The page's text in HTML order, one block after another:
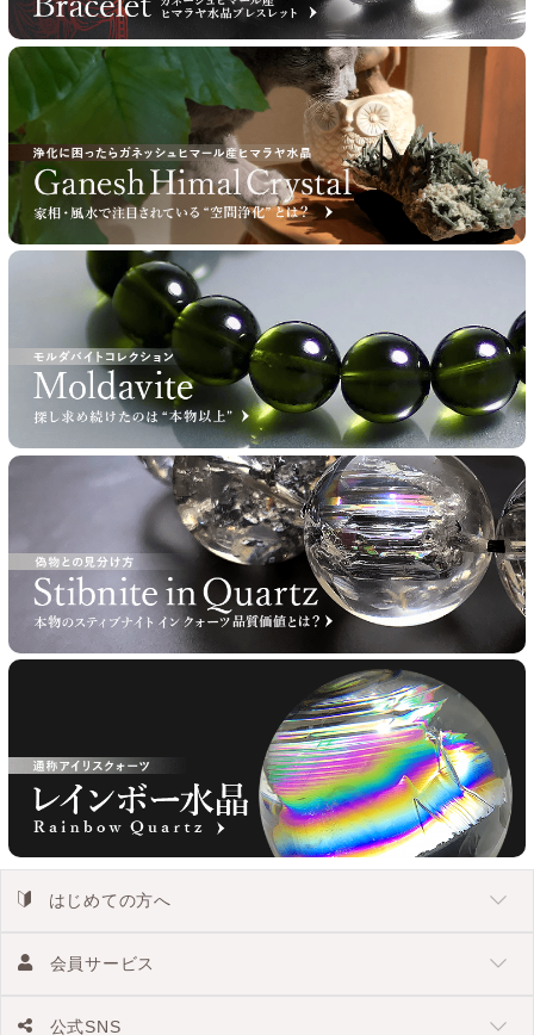
はじめての方へ
会員サービス
公式SNS